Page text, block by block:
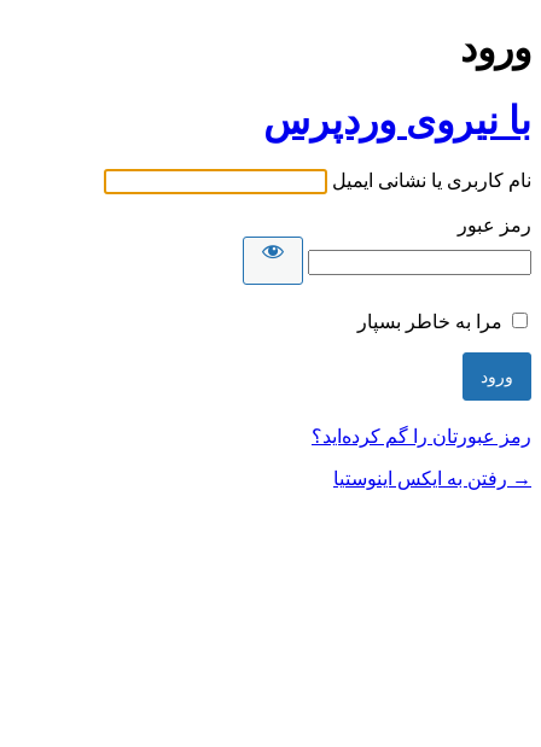
ورود
با نیروی وردپرس
نام کاربری یا نشانی ایمیل
رمز عبور
مرا به خاطر بسپار
رمز عبورتان را گم کرده‌اید؟
→ رفتن به ایکس اینوستیا